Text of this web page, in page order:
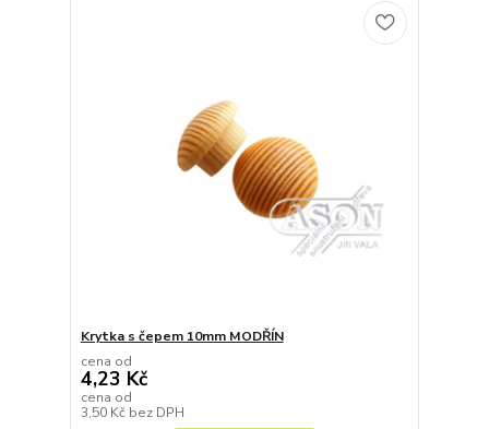
Krytka s čepem 10mm MODŘÍN
cena od
4,23 Kč
cena od
3,50 Kč bez DPH